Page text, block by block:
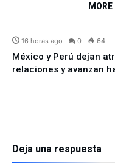
MORE
16 horas ago 0 64
México y Perú dejan
relaciones y avanzan
Deja una respuesta